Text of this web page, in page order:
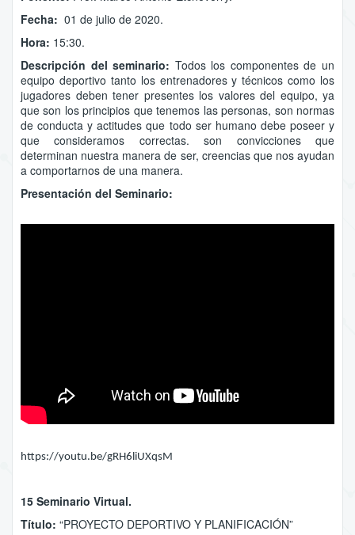
Fecha: 01 de julio de 2020.
Hora: 15:30.
Descripción del seminario: Todos los componentes de un
equipo deportivo tanto los entrenadores y técnicos como los
jugadores deben tener presentes los valores del equipo, ya
que son los principios que tenemos las personas, son normas
de conducta y actitudes que todo ser humano debe poseer y
que consideramos correctas. son convicciones que
determinan nuestra manera de ser, creencias que nos ayudan
a comportarnos de una manera.
Presentación del Seminario:
https://youtu.be/gRH6liUXqsM
15 Seminario Virtual.
Título: “PROYECTO DEPORTIVO Y PLANIFICACIÓN”